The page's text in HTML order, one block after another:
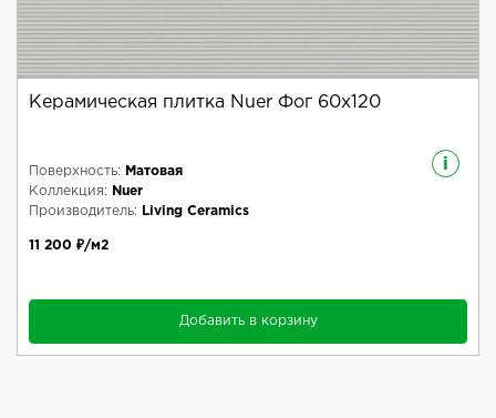
Керамическая плитка Nuer Фог 60x120
i
Поверхность:
Матовая
Коллекция:
Nuer
Производитель:
Living Ceramics
11 200 ₽/м2
Добавить в корзину